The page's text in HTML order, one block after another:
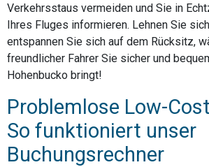
Verkehrsstaus vermeiden und Sie in
Ihres Fluges informieren. Lehnen Sie
entspannen Sie sich auf dem Rücksitz,
freundlicher Fahrer Sie sicher und
Hohenbucko bringt!
Problemlose Low-
So funktioniert unser
Buchungsrechner